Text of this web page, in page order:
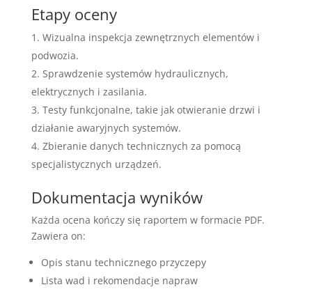
Etapy oceny
Wizualna inspekcja zewnętrznych elementów i
podwozia.
Sprawdzenie systemów hydraulicznych,
elektrycznych i zasilania.
Testy funkcjonalne, takie jak otwieranie drzwi i
działanie awaryjnych systemów.
Zbieranie danych technicznych za pomocą
specjalistycznych urządzeń.
Dokumentacja wyników
Każda ocena kończy się raportem w formacie PDF.
Zawiera on:
Opis stanu technicznego przyczepy
Lista wad i rekomendacje napraw